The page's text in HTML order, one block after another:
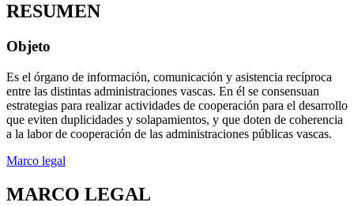
RESUMEN
Objeto
Es el órgano de información, comunicación y asistencia recíproca
entre las distintas administraciones vascas. En él se consensuan
estrategias para realizar actividades de cooperación para el desarrollo
que eviten duplicidades y solapamientos, y que doten de coherencia
a la labor de cooperación de las administraciones públicas vascas.
Marco legal
MARCO LEGAL